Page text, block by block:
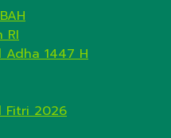
RI
1447 H
Fitri 2026